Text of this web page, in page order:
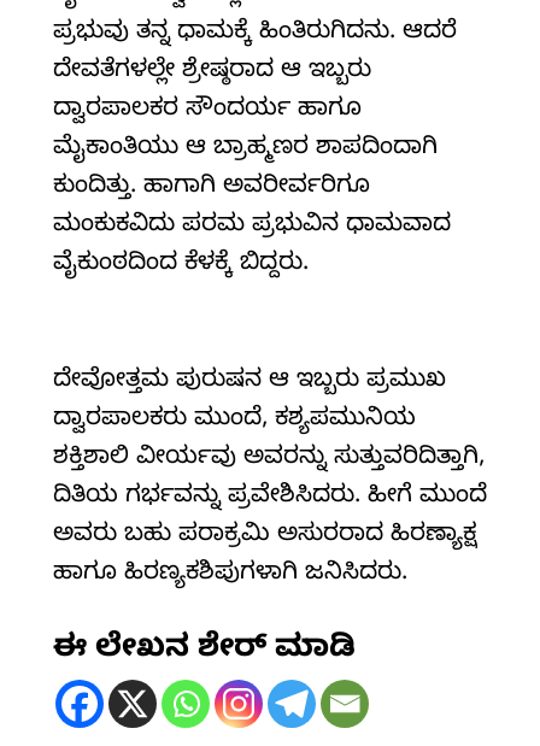
ಪ್ರಭುವು ತನ್ನ ಧಾಮಕ್ಕೆ ಹಿಂತಿರುಗಿದನು. ಆದರೆ
ದೇವತೆಗಳಲ್ಲೇ ಶ್ರೇಷ್ಠರಾದ ಆ ಇಬ್ಬರು
ದ್ವಾರಪಾಲಕರ ಸೌಂದರ್ಯ ಹಾಗೂ
ಮೈಕಾಂತಿಯು ಆ ಬ್ರಾಹ್ಮಣರ ಶಾಪದಿಂದಾಗಿ
ಕುಂದಿತ್ತು. ಹಾಗಾಗಿ ಅವರೀರ್ವರಿಗೂ
ಮಂಕುಕವಿದು ಪರಮ ಪ್ರಭುವಿನ ಧಾಮವಾದ
ವೈಕುಂಠದಿಂದ ಕೆಳಕ್ಕೆ ಬಿದ್ದರು.
ದೇವೋತ್ತಮ ಪುರುಷನ ಆ ಇಬ್ಬರು ಪ್ರಮುಖ
ದ್ವಾರಪಾಲಕರು ಮುಂದೆ, ಕಶ್ಯಪಮುನಿಯ
ಶಕ್ತಿಶಾಲಿ ವೀರ್ಯವು ಅವರನ್ನು ಸುತ್ತುವರಿದಿತ್ತಾಗಿ,
ದಿತಿಯ ಗರ್ಭವನ್ನು ಪ್ರವೇಶಿಸಿದರು. ಹೀಗೆ ಮುಂದೆ
ಅವರು ಬಹು ಪರಾಕ್ರಮಿ ಅಸುರರಾದ ಹಿರಣ್ಯಾಕ್ಷ
ಹಾಗೂ ಹಿರಣ್ಯಕಶಿಪುಗಳಾಗಿ ಜನಿಸಿದರು.
ಈ ಲೇಖನ ಶೇರ್ ಮಾಡಿ